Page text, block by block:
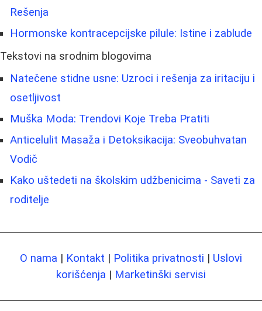
Rešenja
Hormonske kontracepcijske pilule: Istine i zablude
Tekstovi na srodnim blogovima
Natečene stidne usne: Uzroci i rešenja za iritaciju i
osetljivost
Muška Moda: Trendovi Koje Treba Pratiti
Anticelulit Masaža i Detoksikacija: Sveobuhvatan
Vodič
Kako uštedeti na školskim udžbenicima - Saveti za
roditelje
O nama | Kontakt | Politika privatnosti | Uslovi
korišćenja | Marketinški servisi